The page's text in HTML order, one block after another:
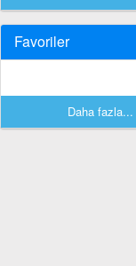
Favoriler
Daha fazla...